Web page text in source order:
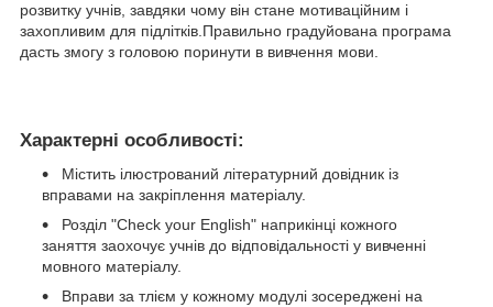
розвитку учнів, завдяки чому він стане мотиваційним і
захопливим для підлітків.Правильно градуйована програма
дасть змогу з головою поринути в вивчення мови.
Характерні особливості:
Містить ілюстрований літературний довідник із
вправами на закріплення матеріалу.
Розділ "Check your English" наприкінці кожного
заняття заохочує учнів до відповідальності у вивченні
мовного матеріалу.
Вправи за тлієм у кожному модулі зосереджені на